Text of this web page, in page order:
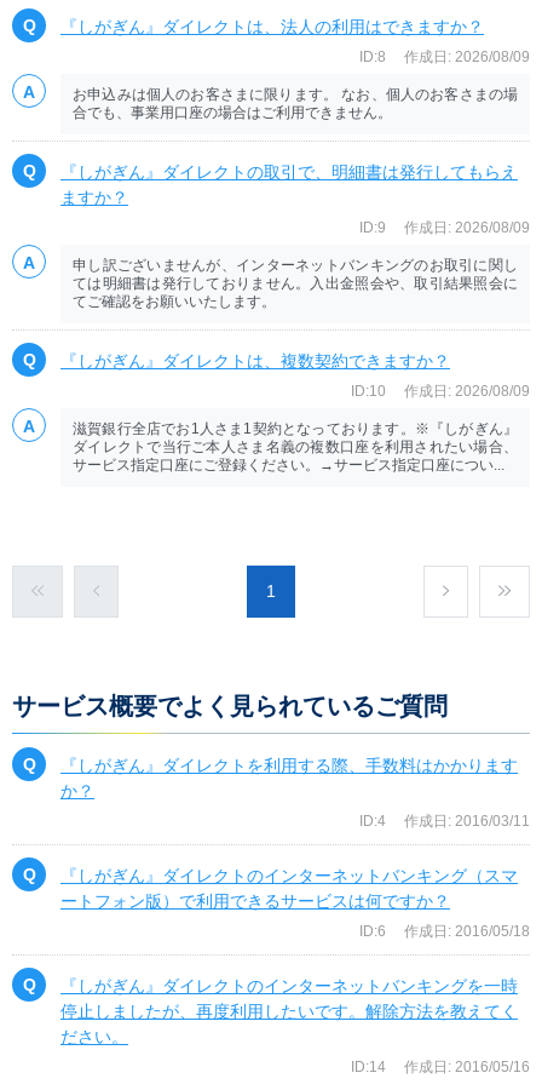
『しがぎん』ダイレクトは、法人の利用はできますか？
ID:8 作成日: 2026/08/09
お申込みは個人のお客さまに限ります。 なお、個人のお客さまの場
合でも、事業用口座の場合はご利用できません。
『しがぎん』ダイレクトの取引で、明細書は発行してもらえ
ますか？
ID:9 作成日: 2026/08/09
申し訳ございませんが、インターネットバンキングのお取引に関し
ては明細書は発行しておりません。入出金照会や、取引結果照会に
てご確認をお願いいたします。
『しがぎん』ダイレクトは、複数契約できますか？
ID:10 作成日: 2026/08/09
滋賀銀行全店でお1人さま1契約となっております。※『しがぎん』
ダイレクトで当行ご本人さま名義の複数口座を利用されたい場合、
サービス指定口座にご登録ください。→サービス指定口座につい...
1
サービス概要でよく見られているご質問
『しがぎん』ダイレクトを利用する際、手数料はかかります
か？
ID:4 作成日: 2016/03/11
『しがぎん』ダイレクトのインターネットバンキング（スマ
ートフォン版）で利用できるサービスは何ですか？
ID:6 作成日: 2016/05/18
『しがぎん』ダイレクトのインターネットバンキングを一時
停止しましたが、再度利用したいです。解除方法を教えてく
ださい。
ID:14 作成日: 2016/05/16